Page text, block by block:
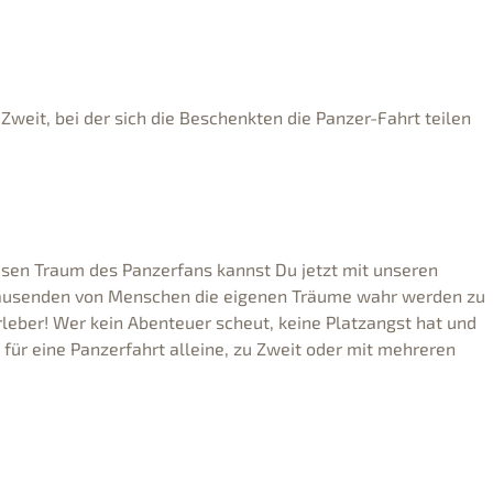
bei der sich die Beschenkten die Panzer-Fahrt teilen
Traum des Panzerfans kannst Du jetzt mit unseren
von Menschen die eigenen Träume wahr werden zu
Wer kein Abenteuer scheut, keine Platzangst hat und
eine Panzerfahrt alleine, zu Zweit oder mit mehreren